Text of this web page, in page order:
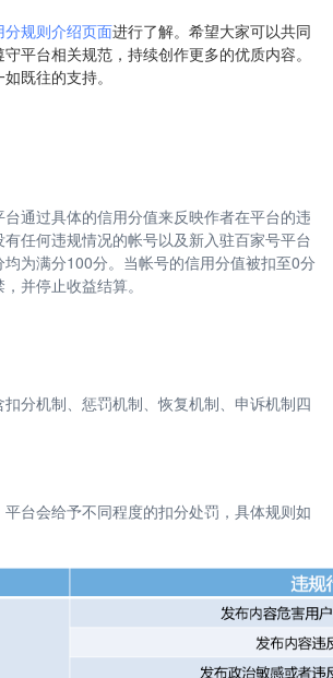
分规则介绍页面进行了解。希望大家可以共同
平台相关规范，持续创作更多的优质内容。
既往的支持。
通过具体的信用分值来反映作者在平台的违
任何违规情况的帐号以及新入驻百家号平台
为满分100分。当帐号的信用分值被扣至0分
并停止收益结算。
分机制、惩罚机制、恢复机制、申诉机制四
台会给予不同程度的扣分处罚，具体规则如